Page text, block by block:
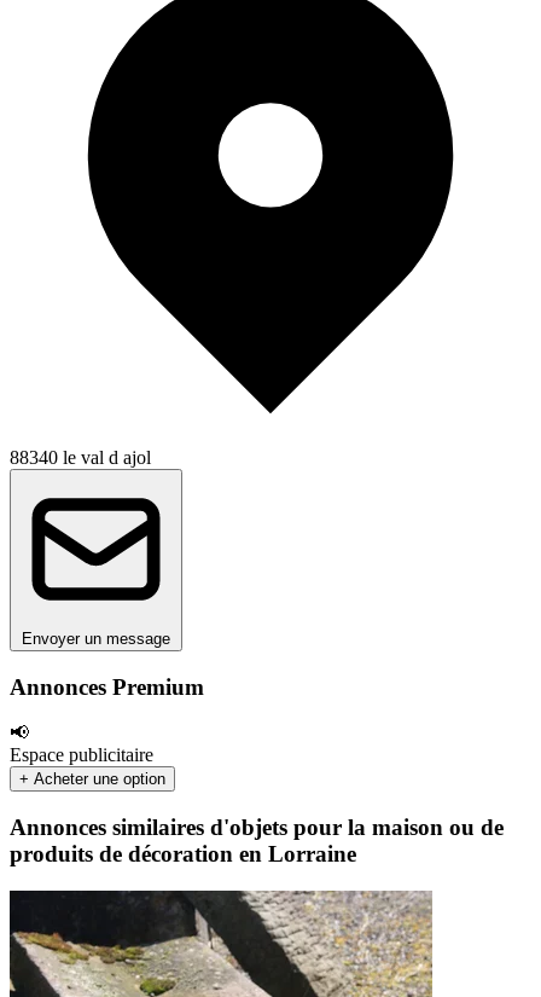
Annonces Premium
📢
Espace publicitaire
+ Acheter une option
88340 le val d ajol
Envoyer un message
Annonces similaires d'objets pour la maison ou de
produits de décoration en Lorraine